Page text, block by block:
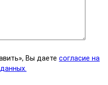
Вы даете согласие на